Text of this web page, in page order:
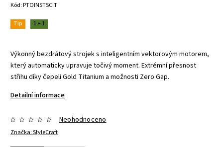
Kód:PTOINSTSCIT
Tip 1 + 1
Výkonný bezdrátový strojek s inteligentním vektorovým motorem,
který automaticky upravuje točivý moment. Extrémní přesnost
střihu díky čepeli Gold Titanium a možnosti Zero Gap.
Detailní informace
Značka:StyleCraft
Neohodnoceno